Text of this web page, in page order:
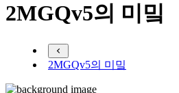
2MGQv5의 미밐
2MGQv5의 미밐